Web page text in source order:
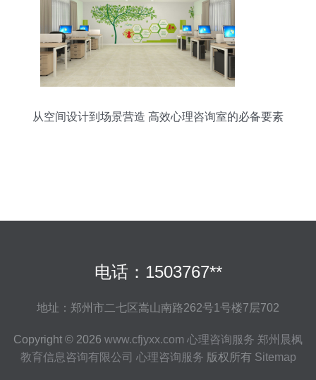
从空间设计到场景营造 高效心理咨询室的必备要素
电话：1503767**
地址：郑州市二七区嵩山南路262号1号楼7层702
Copyright © 2026 www.cfjyxx.com 心理咨询服务 郑州晨枫
教育信息咨询有限公司 心理咨询服务 版权所有 Sitemap